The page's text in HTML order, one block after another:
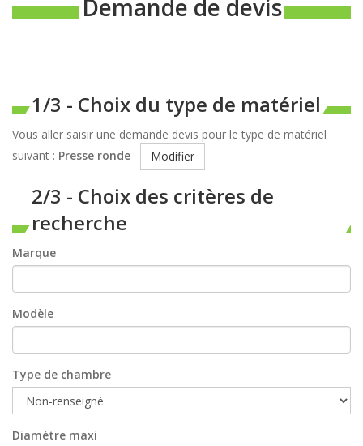
Demande de devis
1/3 - Choix du type de matériel
Vous aller saisir une demande devis pour le type de matériel
suivant : Presse ronde Modifier
2/3 - Choix des critères de
recherche
Marque
Modèle
Type de chambre
Diamètre maxi